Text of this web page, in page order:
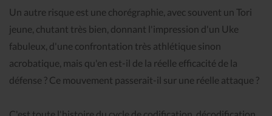
Un autre risque est une chorégraphie, avec souvent un Tori
jeune, chutant très bien, donnant l'impression d'un Uke
fabuleux, d'une confrontation très athlétique sinon
acrobatique, mais qu'en est-il de la réelle efficacité de la
défense ? Ce mouvement passerait-il sur une réelle attaque ?